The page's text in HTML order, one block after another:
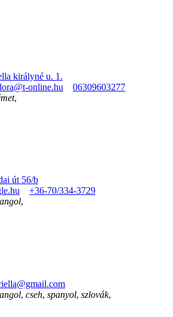
királyné u. 1.
online.hu
06309603277
,
út 56/b
+36-70/334-3729
angol,
angol, cseh, spanyol, szlovák,